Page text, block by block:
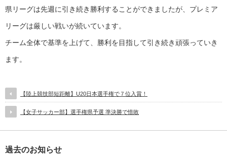
県リーグは先週に引き続き勝利することができましたが、プレミア
リーグは厳しい戦いが続いています。
チーム全体で基準を上げて、勝利を目指して引き続き頑張っていき
ます。
【陸上競技部短距離】U20日本選手権で７位入賞！
【女子サッカー部】選手権県予選 準決勝で惜敗
過去のお知らせ